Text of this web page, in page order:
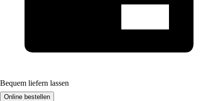
Bequem liefern lassen
Online bestellen